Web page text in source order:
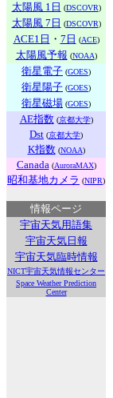
太陽風 1日 (DSCOVR)
太陽風 7日 (DSCOVR)
ACE1日 ・ 7日 (ACE)
太陽風予報 (NOAA)
衛星電子 (GOES)
衛星陽子 (GOES)
衛星磁場 (GOES)
AE指数(京都大学)
Dst (京都大学)
K指数(NOAA)
Canada (AuroraMAX)
昭和基地カメラ (NIPR)
情報ページ
宇宙天気用語集
宇宙天気日報
宇宙天気臨時情報
NICT宇宙天気情報センター
Space Weather Prediction
Center